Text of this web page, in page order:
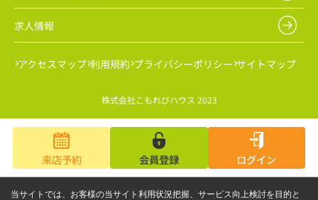
求人情報
アクセスマップ 利用規約 プライバシーポリシー サイトマップ
株式会社こもれびハウス 2023
来店予約 会員登録 ログイン
当サイトでは、お客様の当サイト利用状況把握、サービス向上検討を目的と